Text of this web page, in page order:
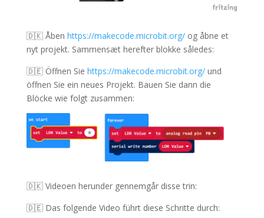
🇩🇰 Åben https://makecode.microbit.org/og åbne et
nyt projekt. Sammensæt herefter blokke således:
🇩🇪 Öffnen Sie https://makecode.microbit.org/und
öffnen Sie ein neues Projekt. Bauen Sie dann die
Blöcke wie folgt zusammen:
🇩🇰 Videoen herunder gennemgår disse trin:
🇩🇪 Das folgende Video führt diese Schritte durch: